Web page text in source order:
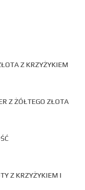
Z KRZYŻYKIEM
Z ŻÓŁTEGO ZŁOTA
Z KRZYŻYKIEM I